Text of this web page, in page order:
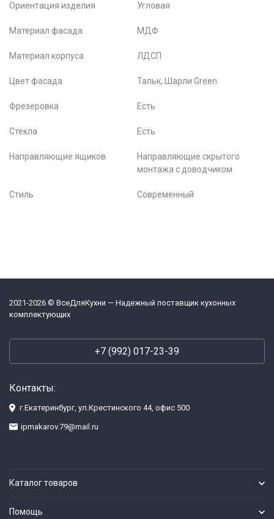
Ориентация изделия Угловая
Материал фасада МДФ
Материал корпуса ЛДСП
Цвет фасада Тальк, Шарли Green
Фрезеровка Есть
Стекла Есть
Направляющие ящиков
Направляющие скрытого
монтажа с доводчиком
Стиль Современный
2021-2026 © ВсеДляКухни — Надежный поставщик кухонных
комплектующих
+7 (992) 017-23-39
Контакты:
г.Екатеринбург, ул.Крестинского 44, офис 500
ipmakarov.79@mail.ru
Каталог товаров
Помощь